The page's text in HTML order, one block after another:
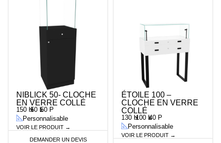
NIBLICK 50- CLOCHE
EN VERRE COLLÉ
150 H
x
50 Lx
50 P
Personnalisable
VOIR LE PRODUIT →
DEMANDER UN DEVIS
ÉTOILE 100 –
CLOCHE EN VERRE
COLLÉ
130 H
x100 Lx
40 P
Personnalisable
VOIR LE PRODUIT →